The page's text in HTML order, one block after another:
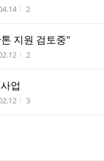
시간 조회수
2
지원 검토중"
시간 조회수
2
업
시간 조회수
3